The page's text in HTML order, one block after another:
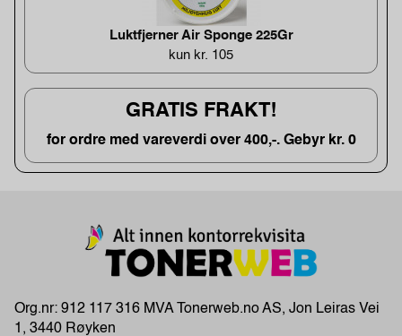
Luktfjerner Air Sponge 225Gr
kun kr. 105
GRATIS FRAKT!
for ordre med vareverdi over 400,-. Gebyr kr. 0
Org.nr: 912 117 316 MVA Tonerweb.no AS, Jon Leiras Vei
1, 3440 Røyken